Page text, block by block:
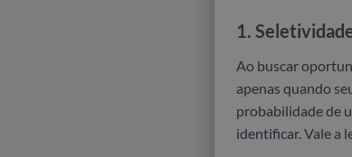
1.
Ao buscar
apenas quando
probabilidade de
identificar. Vale a